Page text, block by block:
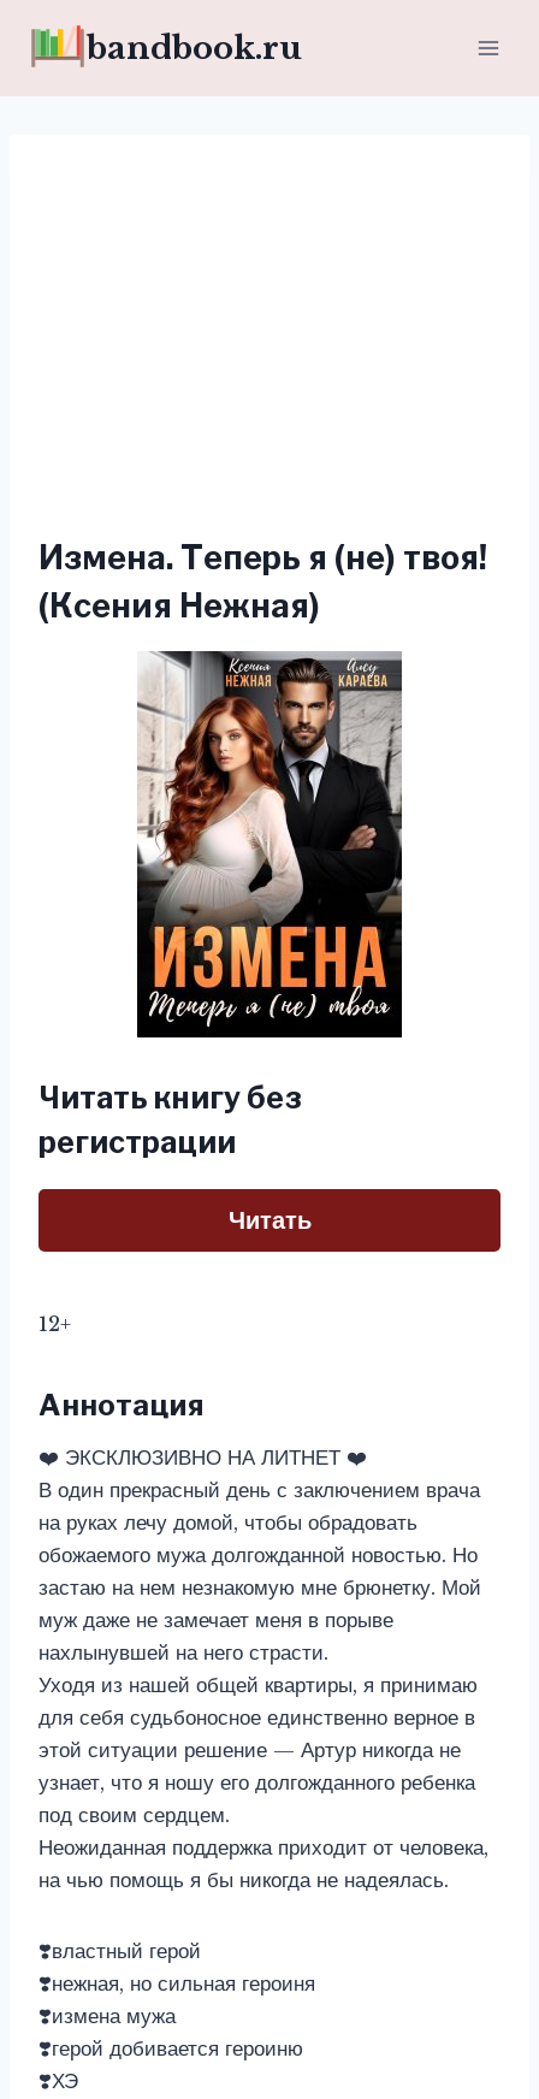
bandbook.ru
Измена. Теперь я (не) твоя!
(Ксения Нежная)
Читать книгу без
регистрации
Читать
12+
Аннотация
❤️ ЭКСКЛЮЗИВНО НА ЛИТНЕТ ❤️
В один прекрасный день с заключением врача
на руках лечу домой, чтобы обрадовать
обожаемого мужа долгожданной новостью. Но
застаю на нем незнакомую мне брюнетку. Мой
муж даже не замечает меня в порыве
нахлынувшей на него страсти.
Уходя из нашей общей квартиры, я принимаю
для себя судьбоносное единственно верное в
этой ситуации решение — Артур никогда не
узнает, что я ношу его долгожданного ребенка
под своим сердцем.
Неожиданная поддержка приходит от человека,
на чью помощь я бы никогда не надеялась.
❣️властный герой
❣️нежная, но сильная героиня
❣️измена мужа
❣️герой добивается героиню
❣️ХЭ